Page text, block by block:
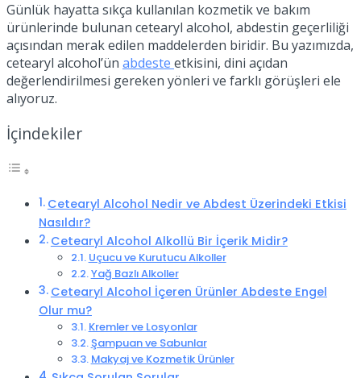
Günlük hayatta sıkça kullanılan kozmetik ve bakım
ürünlerinde bulunan cetearyl alcohol, abdestin geçerliliği
açısından merak edilen maddelerden biridir. Bu yazımızda,
cetearyl alcohol’ün abdeste etkisini, dini açıdan
değerlendirilmesi gereken yönleri ve farklı görüşleri ele
alıyoruz.
İçindekiler
Cetearyl Alcohol Nedir ve Abdest Üzerindeki Etkisi
Nasıldır?
Cetearyl Alcohol Alkollü Bir İçerik Midir?
Uçucu ve Kurutucu Alkoller
Yağ Bazlı Alkoller
Cetearyl Alcohol İçeren Ürünler Abdeste Engel
Olur mu?
Kremler ve Losyonlar
Şampuan ve Sabunlar
Makyaj ve Kozmetik Ürünler